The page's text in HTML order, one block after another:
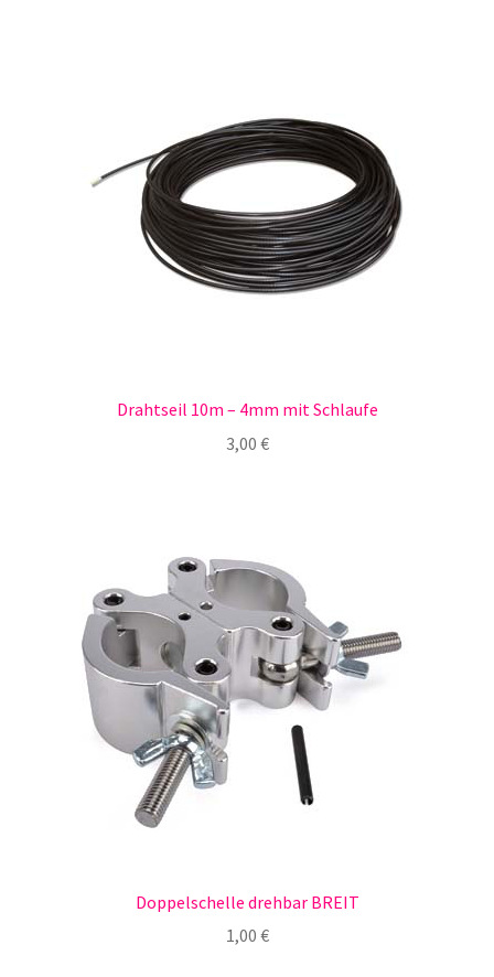
Drahtseil 10m – 4mm mit Schlaufe
3,00 €
Doppelschelle drehbar BREIT
1,00 €